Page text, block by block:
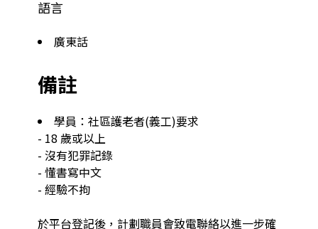
語言
廣東話
備註
學員：社區護老者(義工)要求
- 18 歲或以上
- 沒有犯罪記錄
- 懂書寫中文
- 經驗不拘
於平台登記後，計劃職員會致電聯絡以進一步確